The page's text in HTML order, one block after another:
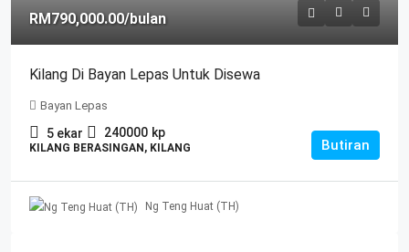
RM790,000.00/bulan
Kilang Di Bayan Lepas Untuk Disewa
Bayan Lepas
5 ekar 240000 kp
KILANG BERASINGAN, KILANG Butiran
Ng Teng Huat (TH)